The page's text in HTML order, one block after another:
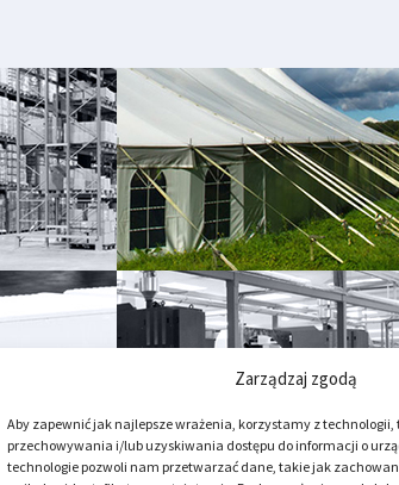
Zarządzaj zgodą
Aby zapewnić jak najlepsze wrażenia, korzystamy z
przechowywania i/lub uzyskiwania dostępu do informacji o
technologie pozwoli nam przetwarzać dane, takie jak